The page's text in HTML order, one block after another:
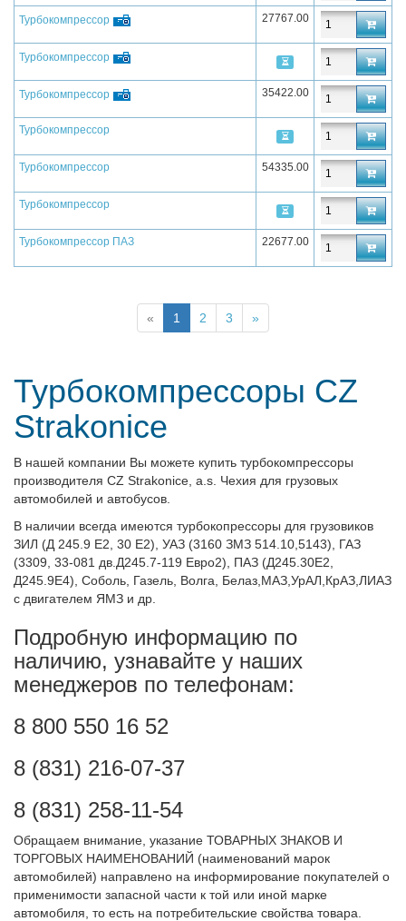
Турбокомпрессор 27767.00
Турбокомпрессор
Турбокомпрессор 35422.00
Турбокомпрессор
Турбокомпрессор 54335.00
Турбокомпрессор
Турбокомпрессор ПАЗ 22677.00
« 1 2 3 »
Турбокомпрессоры CZ
Strakonice
В нашей компании Вы можете купить турбокомпрессоры
производителя CZ Strakonice, a.s. Чехия для грузовых
автомобилей и автобусов.
В наличии всегда имеются турбокопрессоры для грузовиков
ЗИЛ (Д 245.9 Е2, 30 Е2), УАЗ (3160 ЗМЗ 514.10,5143), ГАЗ
(3309, 33-081 дв.Д245.7-119 Евро2), ПАЗ (Д245.30E2,
Д245.9Е4) , Соболь, Газель, Волга , Белаз,МАЗ,УрАЛ,КрАЗ,ЛИАЗ
с двигателем ЯМЗ и др.
Подробную информацию по
наличию, узнавайте у наших
менеджеров по телефонам:
8 800 550 16 52
8 (831) 216-07-37
8 (831) 258-11-54
Обращаем внимание, указание ТОВАРНЫХ ЗНАКОВ И
ТОРГОВЫХ НАИМЕНОВАНИЙ (наименований марок
автомобилей) направлено на информирование покупателей о
применимости запасной части к той или иной марке
автомобиля, то есть на потребительские свойства товара.